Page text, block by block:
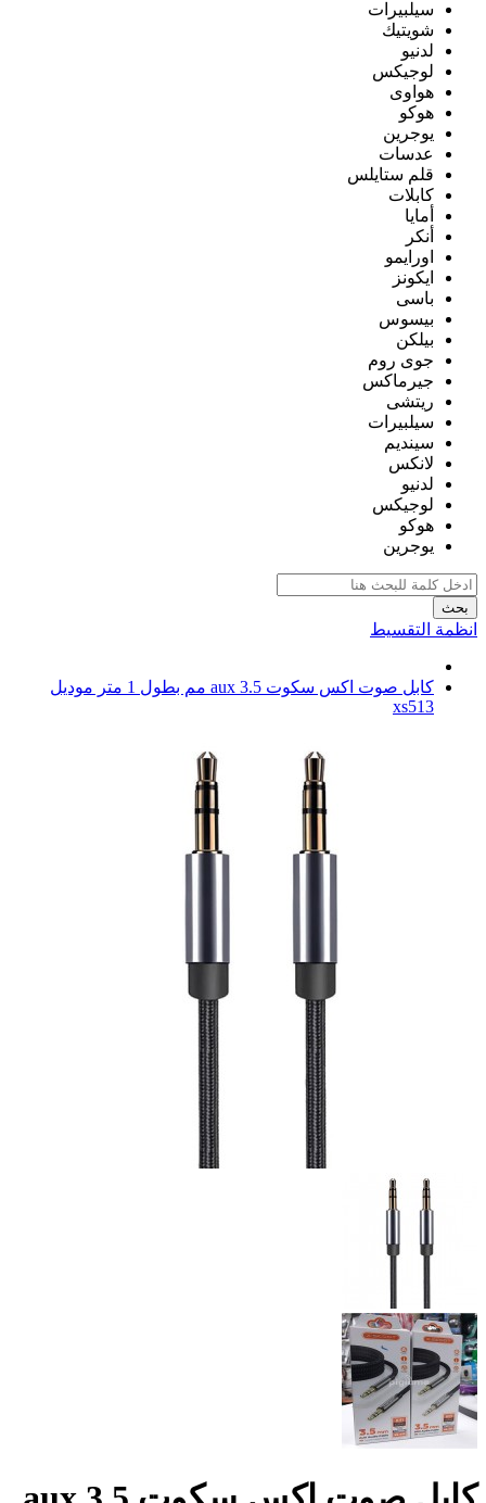
سيلبيرات
شويتيك
لدنيو
لوجيكس
هواوى
هوكو
يوجرين
عدسات
قلم ستايلس
كابلات
أمايا
أنكر
اورايمو
ايكونز
باسى
بيسوس
بيلكن
جوى روم
جيرماكس
ريتشى
سيلبيرات
سينديم
لانكس
لدنيو
لوجيكس
هوكو
يوجرين
بحث
انظمة التقسيط
كابل صوت اكس سكوت aux 3.5 مم بطول 1 متر موديل
xs513